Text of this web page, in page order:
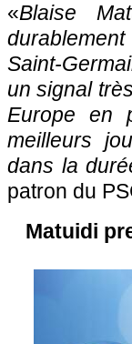
«Blaise
Saint-
un signal
Europe en
meilleurs
dans la
patron du
Matuidi